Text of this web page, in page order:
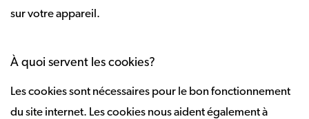
sur votre appareil.
À quoi servent les cookies?
Les cookies sont nécessaires pour le bon fonctionnement
du site internet. Les cookies nous aident également à